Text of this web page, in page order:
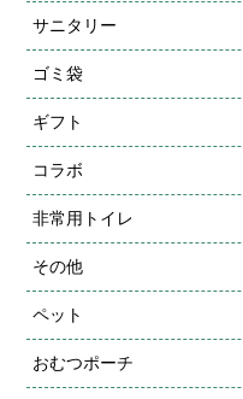
サニタリー
ゴミ袋
ギフト
コラボ
非常用トイレ
その他
ペット
おむつポーチ